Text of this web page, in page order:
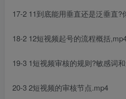
17-2 11到底能用垂直还是泛垂直?
18-2 12短视频起号的流程概括
19-3 1短视频审核的规则?敏感词
20-3 2短视频的审核节点.mp4